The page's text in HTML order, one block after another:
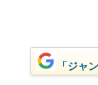
「ジャ